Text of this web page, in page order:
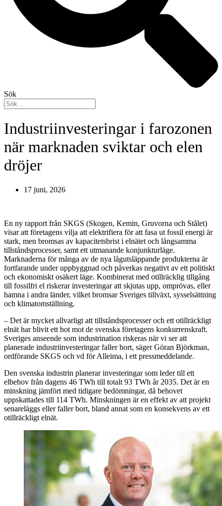
Sök
Industriinvesteringar i farozonen
när marknaden sviktar och elen
dröjer
17 juni, 2026
En ny rapport från SKGS (Skogen, Kemin, Gruvorna och Stålet)
visar att företagens vilja att elektrifiera för att fasa ut fossil energi är
stark, men bromsas av kapacitetsbrist i elnätet och långsamma
tillståndsprocesser, samt ett utmanande konjunkturläge.
Marknaderna för många av de nya lågutsläppande produkterna är
fortfarande under uppbyggnad och påverkas negativt av ett politiskt
och ekonomiskt osäkert läge. Kombinerat med otillräcklig tillgång
till fossilfri el riskerar investeringar att skjutas upp, omprövas, eller
hamna i andra länder, vilket bromsar Sveriges tillväxt, sysselsättning
och klimatomställning.
– Det är mycket allvarligt att tillståndsprocesser och ett otillräckligt
elnät har blivit ett hot mot de svenska företagens konkurrenskraft.
Sveriges anseende som industrination riskeras när vi ser att
planerade industriinvesteringar faller bort, säger Göran Björkman,
ordförande SKGS och vd för Alleima, i ett pressmeddelande.
Den svenska industrin planerar investeringar som leder till ett
elbehov från dagens 46 TWh till totalt 93 TWh år 2035. Det är en
minskning jämfört med tidigare bedömningar, då behovet
uppskattades till 114 TWh. Minskningen är en effekt av att projekt
senareläggs eller faller bort, bland annat som en konsekvens av ett
otillräckligt elnät.